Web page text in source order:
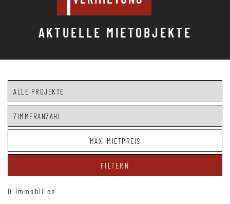
AKTUELLE MIETOBJEKTE
FILTERN
0 Immobilien